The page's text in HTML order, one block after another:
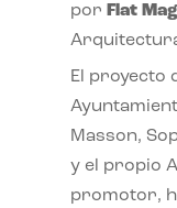
por Flat
El proyecto
Masson,
y el propio
promotor,